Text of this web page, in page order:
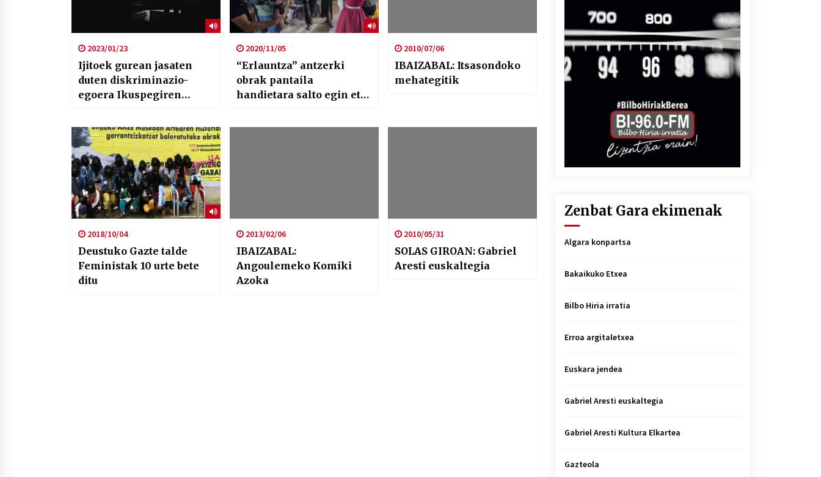
2023/01/23
Ijitoek gurean jasaten
duten diskriminazio-
egoera Ikuspegiren
2020/11/05
“Erlauntza” antzerki
obrak pantaila
handietara salto egin eta
2010/07/06
IBAIZABAL: Itsasondoko
mehategitik
2018/10/04
Deustuko Gazte talde
Feministak 10 urte bete
ditu
2013/02/06
IBAIZABAL:
Angoulemeko Komiki
Azoka
2010/05/31
SOLAS GIROAN: Gabriel
Aresti euskaltegia
Zenbat Gara ekimenak
Algara konpartsa
Bakaikuko Etxea
Bilbo Hiria irratia
Erroa argitaletxea
Euskara jendea
Gabriel Aresti euskaltegia
Gabriel Aresti Kultura Elkartea
Gazteola